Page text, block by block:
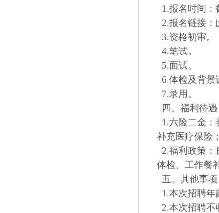
1.报名时间：
2.报名链接：
3.资格初审。
4.笔试。
5.面试。
6.体检及背景
7.录用。
四、福利待遇
1.六险二金
补充医疗保险
2.福利政策
体检、工作餐
五、其他事项
1.本次招聘年
2.本次招聘